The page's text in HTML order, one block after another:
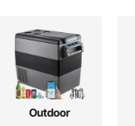
Outdoor